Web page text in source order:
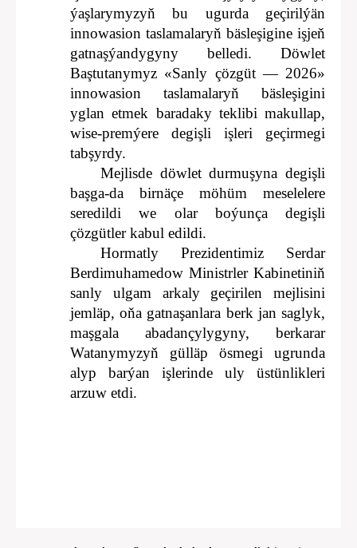
ýaşlarymyzyň bu ugurda geçirilýän
innowasion taslamalaryň bäsleşigine işjeň
gatnaşýandygyny belledi. Döwlet
Baştutanymyz «Sanly çözgüt — 2026»
innowasion taslamalaryň bäsleşigini
yglan etmek baradaky teklibi makullap,
wise-premýere degişli işleri geçirmegi
tabşyrdy.
Mejlisde döwlet durmuşyna degişli
başga-da birnäçe möhüm meselelere
seredildi we olar boýunça degişli
çözgütler kabul edildi.
Hormatly Prezidentimiz Serdar
Berdimuhamedow Ministrler Kabinetiniň
sanly ulgam arkaly geçirilen mejlisini
jemläp, oňa gatnaşanlara berk jan saglyk,
maşgala abadançylygyny, berkarar
Watanymyzyň gülläp ösmegi ugrunda
alyp barýan işlerinde uly üstünlikleri
arzuw etdi.